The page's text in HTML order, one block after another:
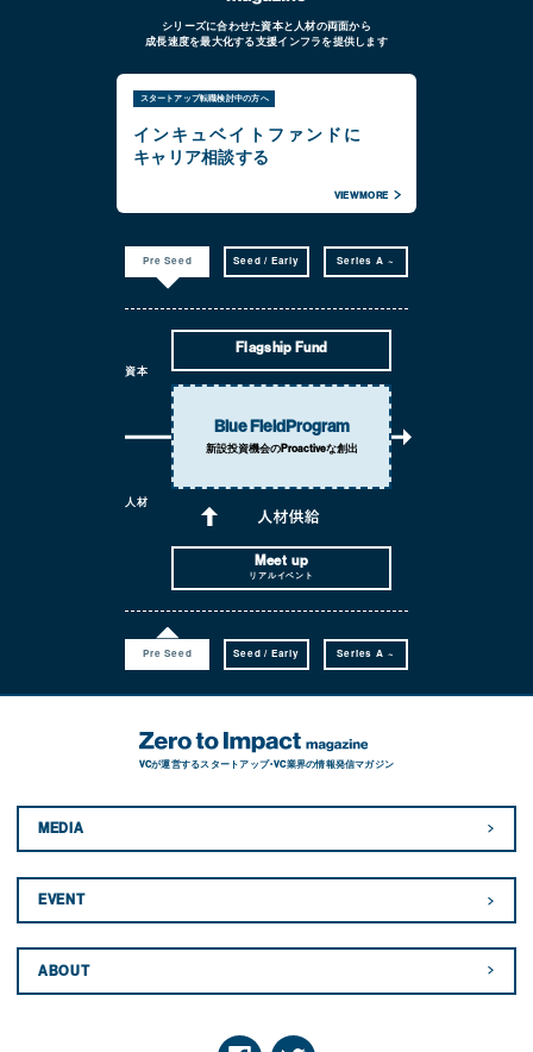
シリーズに合わせた資本と人材の両面から
成長速度を最大化する支援インフラを提供します
スタートアップ転職検討中の方へ
インキュベイトファンドに
キャリア相談する
VIEW MORE
資本
人材
Pre Seed Seed / Early Series A ~
Flagship Fund
Blue FieldProgram
新設投資機会のProactiveな創出
Meet up
リアルイベント
Pre Seed Seed / Early Series A ~
VCが運営するスタートアップ・VC業界の情報発信マガジン
MEDIA
EVENT
ABOUT